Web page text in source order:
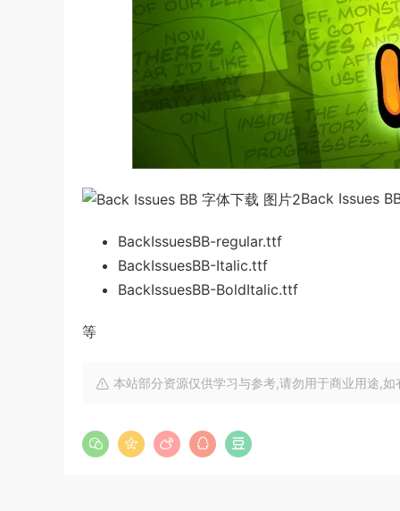
Back Issues
BackIssuesBB-regular.ttf
BackIssuesBB-Italic.ttf
BackIssuesBB-BoldItalic.ttf
等
本站部分资源仅供学习与参考,请勿用于商业用途,